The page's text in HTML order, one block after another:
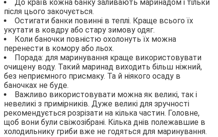
До країв кожна банку заливають маринадом і тільки
після цього закочується.
Остигати банки повинні в теплі. Краще всього їх
укутати в ковдру або стару зимову одяг.
Коли баночки повністю охолонуть їх можна
перенести в комору або льох.
Порада: для маринування краще використовувати
очищену воду. Такий маринад виходить більш ніжний,
без неприємного присмаку. Та й ніякого осаду в
баночках не буде.
Важливо використовувати можна як великі, так і
невеликі з примірників. Дуже великі для зручності
рекомендується розрізати на кілька частин. Головне,
щоб вони були свіжозібрані. Кілька днів полежавшие в
холодильнику гриби вже не годяться для маринування.